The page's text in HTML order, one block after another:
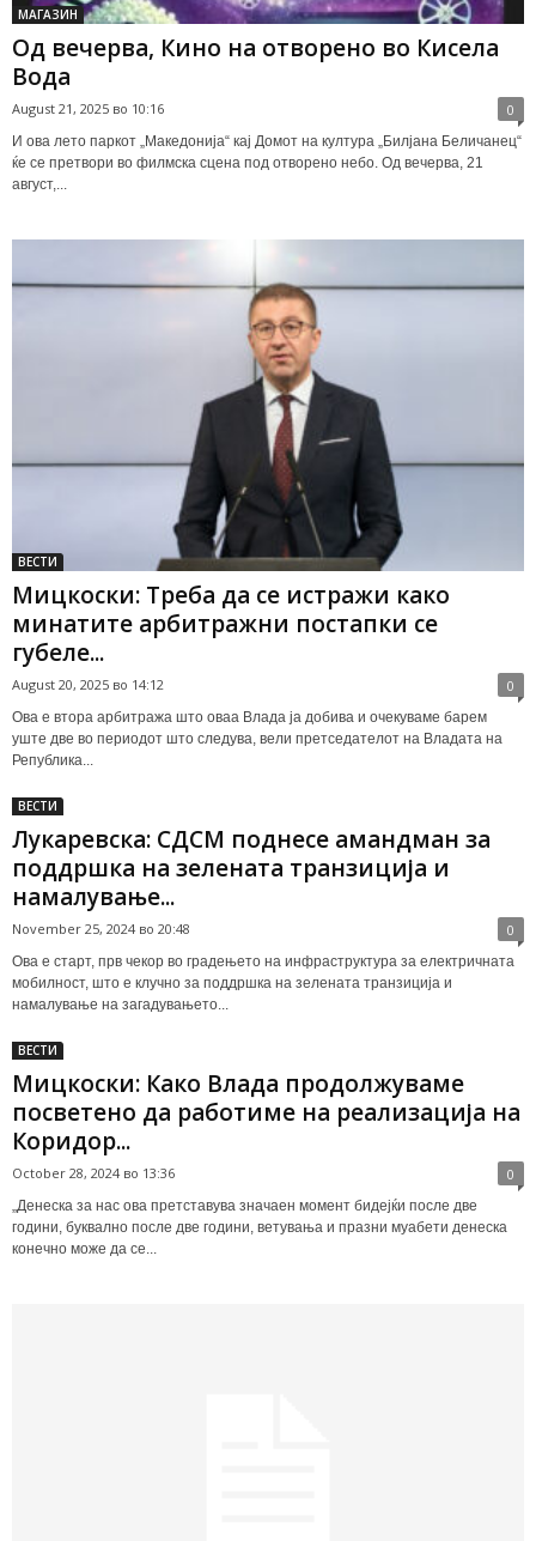
МАГАЗИН
Од вечерва, Кино на отворено во Кисела
Вода
August 21, 2025 во 10:16 0
И ова лето паркот „Македонија“ кај Домот на култура „Билјана Беличанец“
ќе се претвори во филмска сцена под отворено небо. Од вечерва, 21
август,...
ВЕСТИ
Мицкоски: Треба да се истражи како
минатите арбитражни постапки се
губеле...
August 20, 2025 во 14:12 0
Ова е втора арбитража што оваа Влада ја добива и очекуваме барем
уште две во периодот што следува, вели претседателот на Владата на
Република...
ВЕСТИ
Лукаревска: СДСМ поднесе амандман за
поддршка на зелената транзиција и
намалување...
November 25, 2024 во 20:48 0
Ова е старт, прв чекор во градењето на инфраструктура за електричната
мобилност, што е клучно за поддршка на зелената транзиција и
намалување на загадувањето...
ВЕСТИ
Мицкоски: Како Влада продолжуваме
посветено да работиме на реализација на
Коридор...
October 28, 2024 во 13:36 0
„Денеска за нас ова претставува значаен момент бидејќи после две
години, буквално после две години, ветувања и празни муабети денеска
конечно може да се...